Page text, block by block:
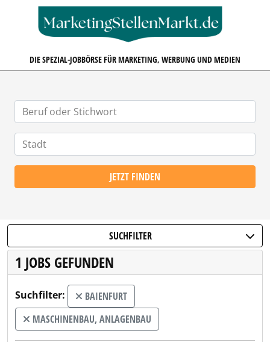
DIE SPEZIAL-JOBBÖRSE FÜR MARKETING, WERBUNG UND MEDIEN
JETZT FINDEN
SUCHFILTER
1 JOBS GEFUNDEN
Suchfilter:
BAIENFURT
MASCHINENBAU, ANLAGENBAU